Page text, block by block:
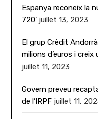
Espanya reconeix la
720’ juillet 13, 2023
El grup Crèdit
milions d’euros i
juillet 11, 2023
Govern preveu
de l’IRPF juillet 11,